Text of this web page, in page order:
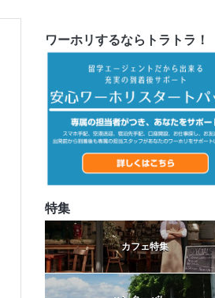
ワーホリするならトラトラ！
特集
カフェ特集